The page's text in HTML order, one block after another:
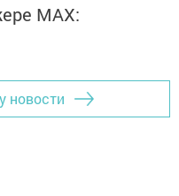
MАХ:
новости